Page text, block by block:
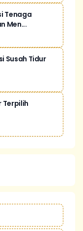
Tenaga
Men...
Susah Tidur
Terpilih